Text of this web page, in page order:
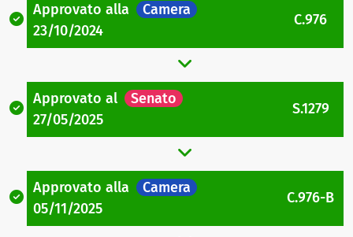
Approvato alla
Camera
23/10/2024
C.976
Approvato al
Senato
27/05/2025
S.1279
Approvato alla
Camera
05/11/2025
C.976-B